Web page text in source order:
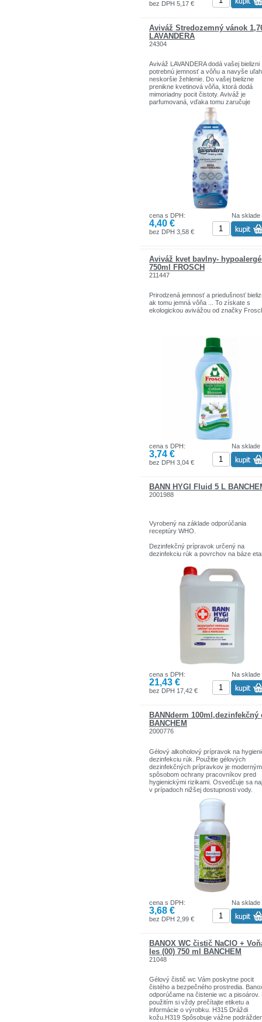
bez DPH 5,17 €
Aviváž Stredozemný vánok
LAVANDERA
24304
Aviváž LAVANDERA dodá vašej bielizni
potrebnú jemnosť a vôňu a navyše
neskoršie žehlenie. Do vašej bielizne
prenikne kvetinová vôňa, ktorá dodá
mimoriadny pocit čistoty. Aviváž je
parfumovaná, vďaka tomu zaručuje
dlhotrvajúcu a intenzívnu vôňu.
LAVANDERA vám vystačí celkom na 80
praní. Objem tohto balenia je 1760 ml.
Rozhodujúce parametre aviváže
LAVANDERA Stredozemný vánok 1,76
Intenzívna, pôsobivá kvetinová vôňa
Aviváž LAVANDERA získate v balení s
objemom 1760 ml
Zvládne až 80 praní
Parfumovaná aviváž na dlhotrvajúcu
Prevonia a príjemne zmäkčí vypranú
S avivážou zvládnete žehlenie ľahšie
Zloženie: ≥ 5 - < 15 % kationtové
aktivní látky, PARFUM, ALPHA-
Na sklade
cena s DPH:
4,40 €
bez DPH 3,58 €
Aviváž kvet bavlny-
750ml FROSCH
211447
Prirodzená jemnosť a priedušnosť
ak tomu jemná vôňa ... To získate s
ekologickou avivážou od značky
Na sklade
cena s DPH:
3,74 €
bez DPH 3,04 €
BANN HYGI Fluid 5 L
2001988
Vyrobený na základe odporúčania
receptúry WHO.
Dezinfekčný prípravok určený na
dezinfekciu rúk a povrchov na báze
Typ biocídneho výrobku 01, 02.
Určené pre širokú verejnosť a
Zloženie: Účinné látky a pomocné látky.
Obsahuje etanol, peroxid vodíka a
Účinná biocídna látka (g / 100g): etanol
200-578-6): 79,6 g
Na sklade
cena s DPH:
21,43 €
bez DPH 17,42 €
BANNderm 100ml,dezinfekčný
BANCHEM
2000776
Gélový alkoholový prípravok na
dezinfekciu rúk. Použitie gélových
dezinfekčných prípravkov je moderným
spôsobom ochrany pracovníkov pred
hygienickými rizikami. Osvedčuje sa
v prípadoch nižšej dostupnosti vody.
Vhodný najmä do potravinárskeho
a hygienicky zaťažených prevádzok.
Používajte biocídy bezpečným
Pred použitím si vždy prečítajte etiketu
informácie o výrobku.
BIO/1545/D/10/1/CCHLP
Na sklade
cena s DPH:
3,68 €
bez DPH 2,99 €
BANOX WC čistič NaClO +
les (00) 750 ml BANCHEM
21048
Gélový čistič wc Vám poskytne pocit
čistého a bezpečného prostredia.
odporúčame na čistenie wc a pisoárov.
použitím si vždy prečítajte etiketu a
informácie o výrobku. H315 Dráždi
kožu.H319 Spôsobuje vážne